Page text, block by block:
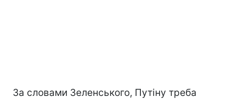
За словами Зеленського, Путіну треба